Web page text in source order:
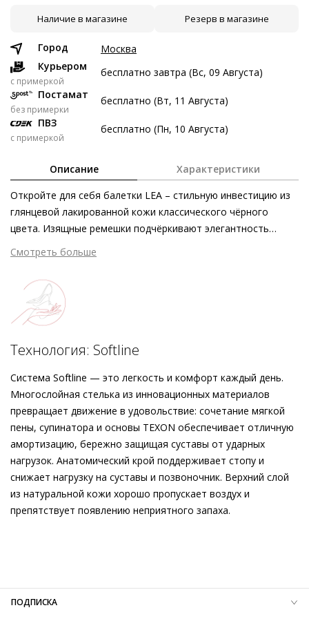
8 авг
22 авг
19 сен
Без переплат
Долями
Разделите стоимость покупки
Заплатите сейчас только часть, а оставшееся будем
Затем по 4 322 ₽ раз в 2 недели
Подробнее о сервисе можно узнать на
Наличие в магазине Резерв в магазине
Город
Москва
Курьером
c примеркой
бесплатно завтра (Вс, 09 Августа)
Постамат
без примерки
бесплатно (Вт, 11 Августа)
ПВЗ
с примеркой
бесплатно (Пн, 10 Августа)
Описание Характеристики
Откройте для себя балетки LEA – стильную инвестицию из
глянцевой лакированной кожи классического чёрного
цвета. Изящные ремешки подчёркивают элегантность
силуэта Мэри Джейн, а пряжка позволяет индивидуально
отрегулировать модель в соответствии с формой стопы.
Женственное очарование модели дополнено округлым
блочным каблуком. Технология Softline позволяет
поддерживать ощущение мягкого комфорта в каждом шаге.
Гибкие и лёгкие – чёрные балетки станут надёжными
спутниками вашей повседневности.
Смотреть больше
Технология: Softline
Система Softline — это легкость и комфорт каждый день.
Многослойная стелька из инновационных материалов
превращает движение в удовольствие: сочетание мягкой
пены, супинатора и основы TEXON обеспечивает отличную
амортизацию, бережно защищая суставы от ударных
нагрузок. Анатомический крой поддерживает стопу и
снижает нагрузку на суставы и позвоночник. Верхний слой
из натуральной кожи хорошо пропускает воздух и
препятствует появлению неприятного запаха.
Материал подошвы Термопластичный полиуретан (TPU)
Высота каблука
ПОДПИСКА